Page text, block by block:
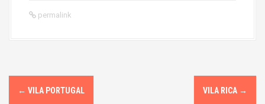
permalink
P← VILA PORTUGAL VILA RICA →